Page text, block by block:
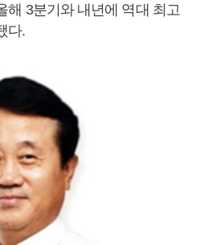
해 3분기와 내년에 역대 최고
다.